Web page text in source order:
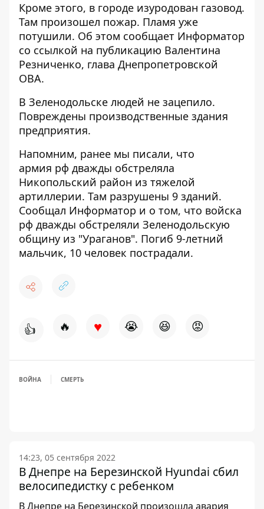
Кроме этого, в городе изуродован газовод.
Там произошел пожар. Пламя уже
потушили. Об этом сообщает Информатор
со ссылкой на публикацию Валентина
Резниченко, глава Днепропетровской
ОВА.
В Зеленодольске людей не зацепило.
Повреждены производственные здания
предприятия.
Напомним, ранее мы писали, что
армия рф дважды обстреляла
Никопольский район из тяжелой
артиллерии. Там разрушены 9 зданий.
Сообщал Информатор и о том, что войска
рф дважды обстреляли Зеленодольскую
общину из "Ураганов". Погиб 9-летний
мальчик, 10 человек пострадали.
👍 🔥 ♥ 😭 😆 😡
ВОЙНА СМЕРТЬ
14:23, 05 сентября 2022
В Днепре на Березинской Hyundai сбил
велосипедистку с ребенком
В Днепре на Березинской произошла авария